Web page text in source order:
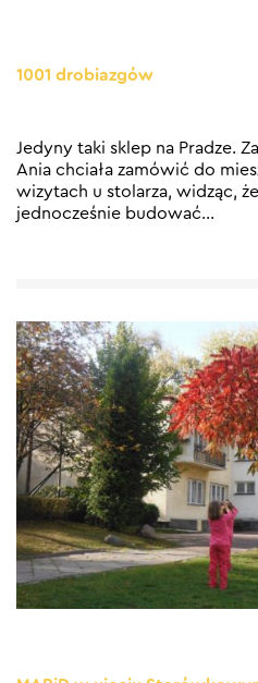
1001 drobiazgów
Jedyny taki sklep na Pradze.
Ania chciała zamówić do
wizytach u stolarza, widząc,
jednocześnie budować…